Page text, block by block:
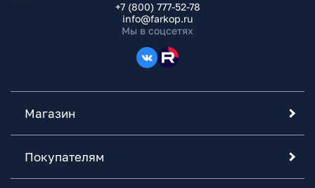
+7 (800) 777-52-78
info@farkop.ru
Мы в соцсетях
Магазин
Покупателям